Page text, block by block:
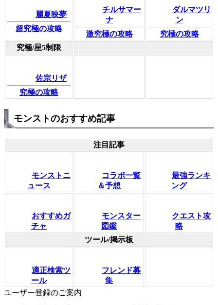
麗夏映夢
超究極の攻略
チルサマー
ナ
激究極の攻略
ダルマツリ
ン
究極の攻略
究極/星5制限
佐宗リザ
究極の攻略
モンストのおすすめ記事
注目記事
モンストニ
ュース
コラボ一覧
＆予想
最強ランキ
ング
おすすめガ
チャ
モンスター
図鑑
クエスト攻
略
ツール/掲示板
適正検索ツ
ール
フレンド募
集
ユーザー登録のご案内